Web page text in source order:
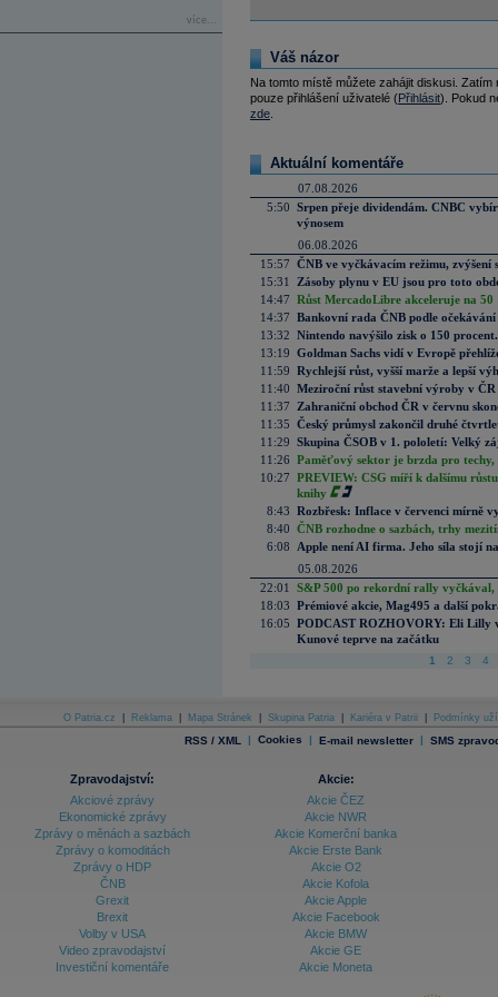
více...
Váš názor
Na tomto místě můžete zahájit diskusi.
pouze přihlášení uživatelé (Přihlásit). Pokud
zde
Aktuální komentáře
07.08.2026
5:50 Srpen přeje dividendám. CNBC
výnosem
06.08.2026
15:57 ČNB ve vyčkávacím režimu, zvýšení
15:31
Zásoby plynu v EU jsou pro toto
14:47 Růst MercadoLibre akceleruje na
14:37 Bankovní rada ČNB podle
13:32 Nintendo navýšilo zisk o 150
13:19 Goldman Sachs vidí v Evropě
11:59 Rychlejší růst, vyšší marže a lepší
11:40 Meziroční růst stavební výroby v
11:37
Zahraniční obchod ČR v červnu
11:35 Český průmysl zakončil druhé
11:29 Skupina ČSOB v 1. pololetí: Velký
11:26 Paměťový sektor je brzda pro techy,
10:27 PREVIEW: CSG míří k dalšímu
knihy
8:43 Rozbřesk: Inflace v červenci mírně
8:40 ČNB rozhodne o sazbách, trhy
6:08
Apple není AI firma. Jeho síla stojí
05.08.2026
22:01
S&P 500 po rekordní rally vyčkával,
18:03 Prémiové akcie, Mag495 a další
16:05 PODCAST ROZHOVORY: Eli Lilly
Kunové teprve na začátku
1 2 3 4
O Patria.cz Reklama Mapa Stránek Skupina Patria Kariéra v Patrii Podmínky
RSS / XML | Cookies | E-mail newsletter | SMS
Zpravodajství:
Akciové zprávy
Ekonomické zprávy
Zprávy o měnách a sazbách
Zprávy o komoditách
Zprávy o HDP
ČNB
Grexit
Brexit
Volby v USA
Video zpravodajství
Investiční komentáře
Akcie:
Akcie ČEZ
Akcie NWR
Akcie Komerční banka
Akcie Erste Bank
Akcie O2
Akcie Kofola
Akcie Apple
Akcie Facebook
Akcie BMW
Akcie GE
Akcie Moneta